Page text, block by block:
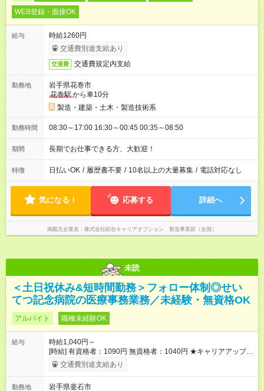
WEB登録・面接OK
給与
時給1260円
交通費別途支給あり
交通費 交通費規定内支給
勤務地
岩手県花巻市
花巻駅から車10分
製造・建築・土木・製造技術系
勤務時間 08:30～17:00 16:30～00:45 00:35～08:50
期間 長期でお仕事できる方、大歓迎！
特徴 日払いOK / 履歴書不要 / 10名以上の大量募集 / 電話対応なし
気になる！ 応募する 詳細へ
掲載元企業名 株式会社綜合キャリアオプション 製造事業部（全国）
未読
＜土日祝休み&短時間勤務＞フォロー体制◎せい
てつ記念病院の医療事務業務／未経験・無資格OK
アルバイト 職種未経験OK
給与
時給1,040円～
[時給] 有資格者：1090円 無資格者：1040円 ★キャリアアップ制
度あり 進級により給与がアップします！ 【試用期間】試用期間
あり 試用期間の長さ：3ヶ月 雇用形態、給与は本採用時と同じ
交通費別途支給あり
勤務地
岩手県釜石市